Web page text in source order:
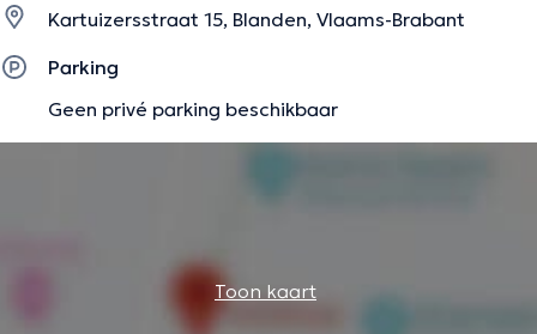
Kartuizersstraat 15, Blanden, Vlaams-Brabant
Parking
Geen privé parking beschikbaar
Toon kaart